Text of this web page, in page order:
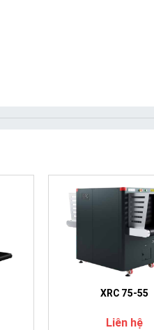
XRC 75-55
Liên hệ